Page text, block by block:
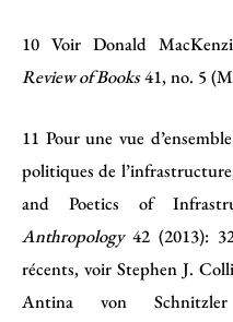
10 Voir Donald
Review of Books41, no. 5
11 Pour une vue
politiques de
and Poetics of
Anthropology42 (2013):
récents, voir Stephen J.
Antina von